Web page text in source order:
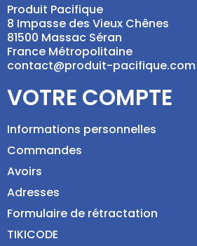
Produit Pacifique
8 Impasse des Vieux Chênes
81500 Massac Séran
France Métropolitaine
contact@produit-pacifique.com
VOTRE COMPTE
Informations personnelles
Commandes
Avoirs
Adresses
Formulaire de rétractation
TIKICODE